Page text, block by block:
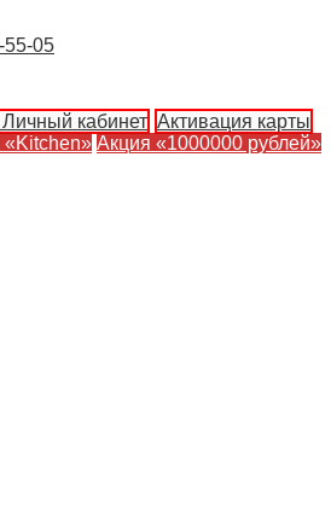
55-05
кабинет Активация карты
«Kitchen» Акция «1000000 рублей»